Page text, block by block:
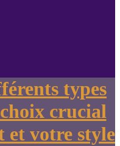
types
crucial
et votre style